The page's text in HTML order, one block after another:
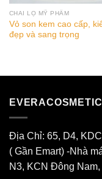
CHAI LỌ MỸ PHẨM
Vỏ son kem cao cấp,
đẹp và sang trọng
EVERACOSMETIC
Địa Chỉ: 65, D4,
( Gần Emart) -Nhà
N3, KCN Đông